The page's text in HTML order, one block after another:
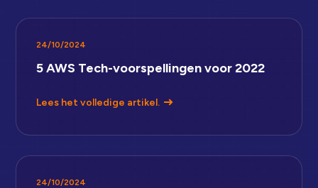
24/10/2024
5 AWS Tech-voorspellingen voor 2022
Lees het volledige artikel.
24/10/2024